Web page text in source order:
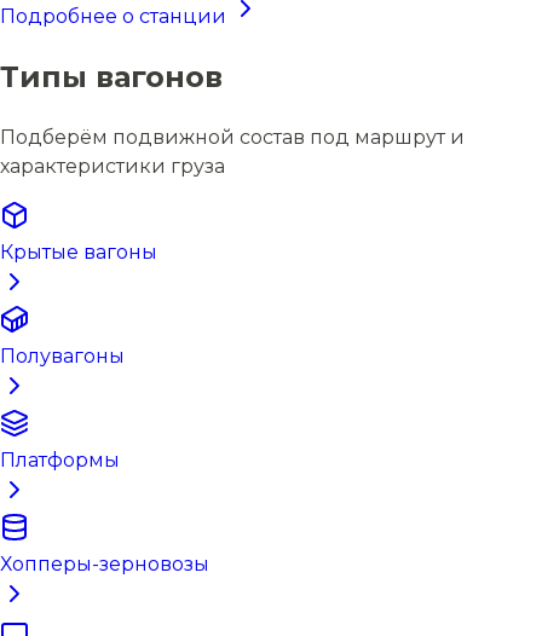
Подробнее о станции
Типы вагонов
Подберём подвижной состав под маршрут и
характеристики груза
Крытые вагоны
Полувагоны
Платформы
Хопперы-зерновозы